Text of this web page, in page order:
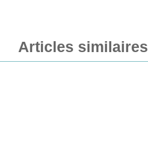
Articles similaires